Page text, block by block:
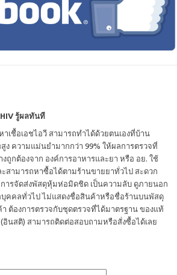
HIV รู้ผลทันที
าเชื้อเอชไอวี สามารถทำได้ด้วยตนเองที่บ้าน
ง ความแม่นยำมากกว่า 99% ให้ผลการตรวจที่
ถูกต้องจาก องค์การอาหารและยา หรือ อย. ใช้
สามารถหาซื้อได้ตามร้านขายยาทั่วไป สะดวก
การจัดส่งพัสดุหุ้มห่อมิดชิด เป็นความลับ ดูภายนอก
คคลทั่วไป ไม่แสดงชื่อสินค้าหรือชื่อร้านบนพัสดุ
ต้องการตรวจกับชุดตรวจที่ได้มาตรฐาน ของแท้
อินสติ) สามารถติดต่อสอบถามหรือสั่งซื้อได้เลย